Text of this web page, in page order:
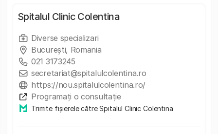
Spitalul Clinic Colentina
Diverse specializari
București, Romania
021 3173245
secretariat@spitalulcolentina.ro
https://nou.spitalulcolentina.ro/
Programați o consultație
Trimite fișierele către Spitalul Clinic Colentina